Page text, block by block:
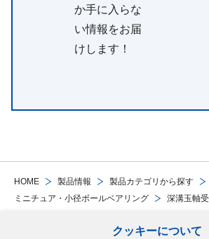
クッキーについて
HOME 製品情報 製品カテゴリから探す
ミニチュア・小径ボールベアリング
深溝玉軸受
か手に入らな
い情報をお届
けします！